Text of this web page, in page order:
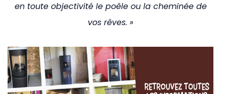
en toute objectivité le poêle ou la cheminée de
vos rêves. »